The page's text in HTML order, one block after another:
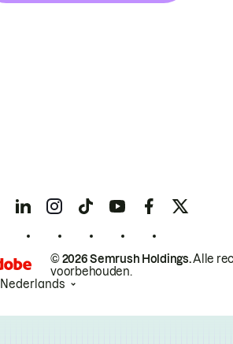
© 2026 Semrush Holdings.Alle
voorbehouden.
Nederlands